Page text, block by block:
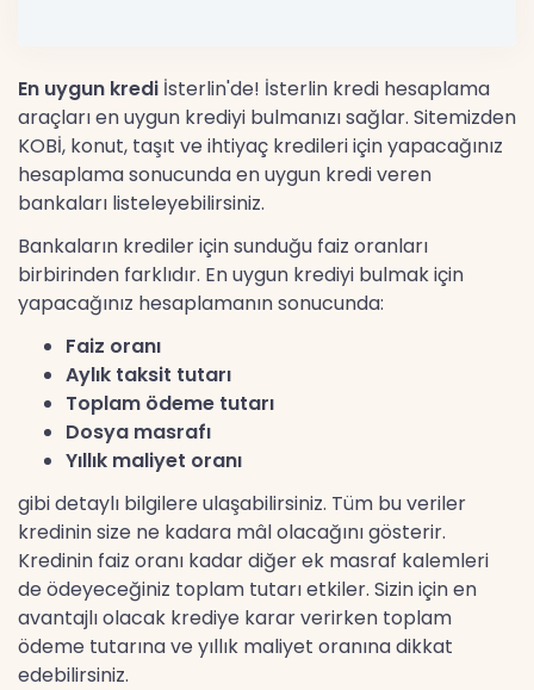
En uygun kredi İsterlin'de! İsterlin kredi hesaplama
araçları en uygun krediyi bulmanızı sağlar. Sitemizden
KOBİ, konut, taşıt ve ihtiyaç kredileri için yapacağınız
hesaplama sonucunda en uygun kredi veren
bankaları listeleyebilirsiniz.
Bankaların krediler için sunduğu faiz oranları
birbirinden farklıdır. En uygun krediyi bulmak için
yapacağınız hesaplamanın sonucunda:
Faiz oranı
Aylık taksit tutarı
Toplam ödeme tutarı
Dosya masrafı
Yıllık maliyet oranı
gibi detaylı bilgilere ulaşabilirsiniz. Tüm bu veriler
kredinin size ne kadara mâl olacağını gösterir.
Kredinin faiz oranı kadar diğer ek masraf kalemleri
de ödeyeceğiniz toplam tutarı etkiler. Sizin için en
avantajlı olacak krediye karar verirken toplam
ödeme tutarına ve yıllık maliyet oranına dikkat
edebilirsiniz.